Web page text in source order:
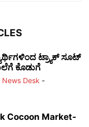
ಟ್ರ್ಯಾಕ್‌ ಸೂಟ್
ಕೊಡುಗೆ
Desk -
Cocoon Market-